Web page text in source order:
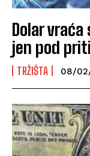
Dolar
jen pod
TRŽIŠTA 08/